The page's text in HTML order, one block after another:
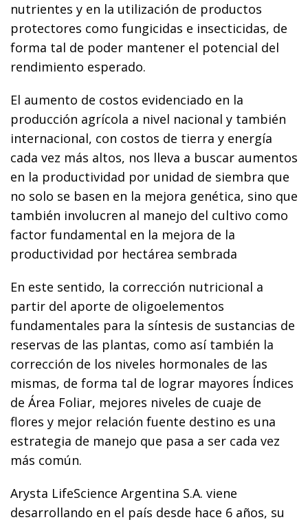
nutrientes y en la utilización de productos
protectores como fungicidas e insecticidas, de
forma tal de poder mantener el potencial del
rendimiento esperado.
El aumento de costos evidenciado en la
producción agrícola a nivel nacional y también
internacional, con costos de tierra y energía
cada vez más altos, nos lleva a buscar aumentos
en la productividad por unidad de siembra que
no solo se basen en la mejora genética, sino que
también involucren al manejo del cultivo como
factor fundamental en la mejora de la
productividad por hectárea sembrada
En este sentido, la corrección nutricional a
partir del aporte de oligoelementos
fundamentales para la síntesis de sustancias de
reservas de las plantas, como así también la
corrección de los niveles hormonales de las
mismas, de forma tal de lograr mayores Índices
de Área Foliar, mejores niveles de cuaje de
flores y mejor relación fuente destino es una
estrategia de manejo que pasa a ser cada vez
más común.
Arysta LifeScience Argentina S.A. viene
desarrollando en el país desde hace 6 años, su